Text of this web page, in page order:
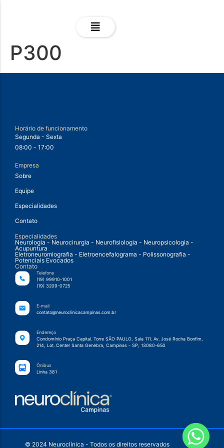
P300
Horário de funcionamento
Segunda - Sexta
08:00 - 17:00
Empresa
Sobre
Equipe
Especialidades
Contato
Especialidades
Neurologia - Neurocirurgia - Neurofisiologia - Neuropsicologia -
Acupuntura
Eletroneuromiografia - Eletroencefalograma - Polissonografia -
Potenciais Evocados
Contato
Telefone
(19) 99910-1001
(19) 3209-0725
E-mail
contato@neuroclinicacampinas.com.br
Endereço
Condomínio Praça Capital. Torre SÃO PAULO, Sala 111. Av. José Rocha Bonfim,
214, Lot. Center Santa Genebra, Campinas - SP, 13080-650
Ônibus
Linha 381
© 2024 Neuroclínica - Todos os direitos reservados